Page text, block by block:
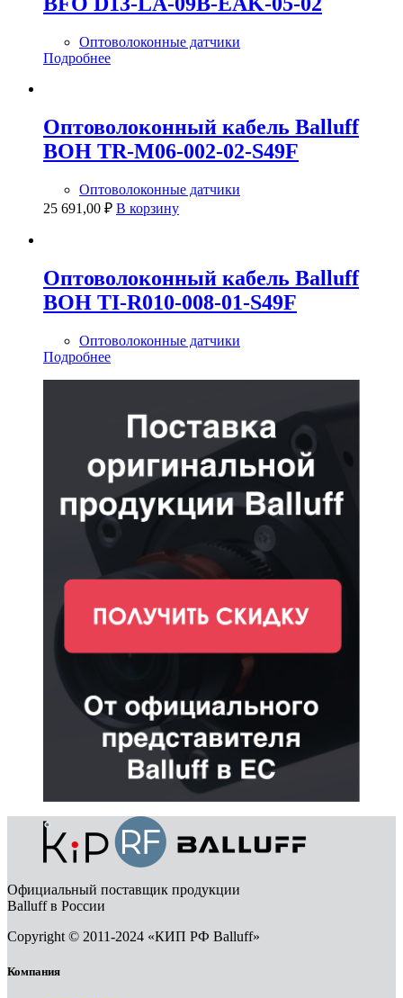
Оптоволоконные датчики
Подробнее
Оптоволоконный кабель Balluff
BOH TR-M06-002-02-S49F
Оптоволоконные датчики
25 691,00 ₽ В корзину
Оптоволоконный кабель Balluff
BOH TI-R010-008-01-S49F
Оптоволоконные датчики
Подробнее
Официальный поставщик продукции
Balluff в России
Copyright © 2011-2024 «КИП РФ Balluff»
Компания